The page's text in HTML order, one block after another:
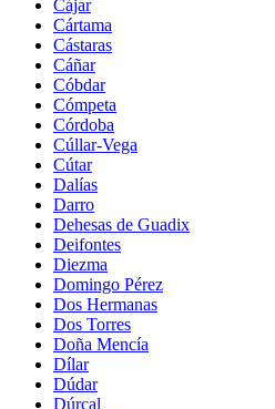
Cájar
Cártama
Cástaras
Cáñar
Cóbdar
Cómpeta
Córdoba
Cúllar-Vega
Cútar
Dalías
Darro
Dehesas de Guadix
Deifontes
Diezma
Domingo Pérez
Dos Hermanas
Dos Torres
Doña Mencía
Dílar
Dúdar
Dúrcal